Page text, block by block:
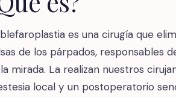
es una cirugía que
de los párpados, responsables
mirada. La realizan nuestros
local y un postoperatorio